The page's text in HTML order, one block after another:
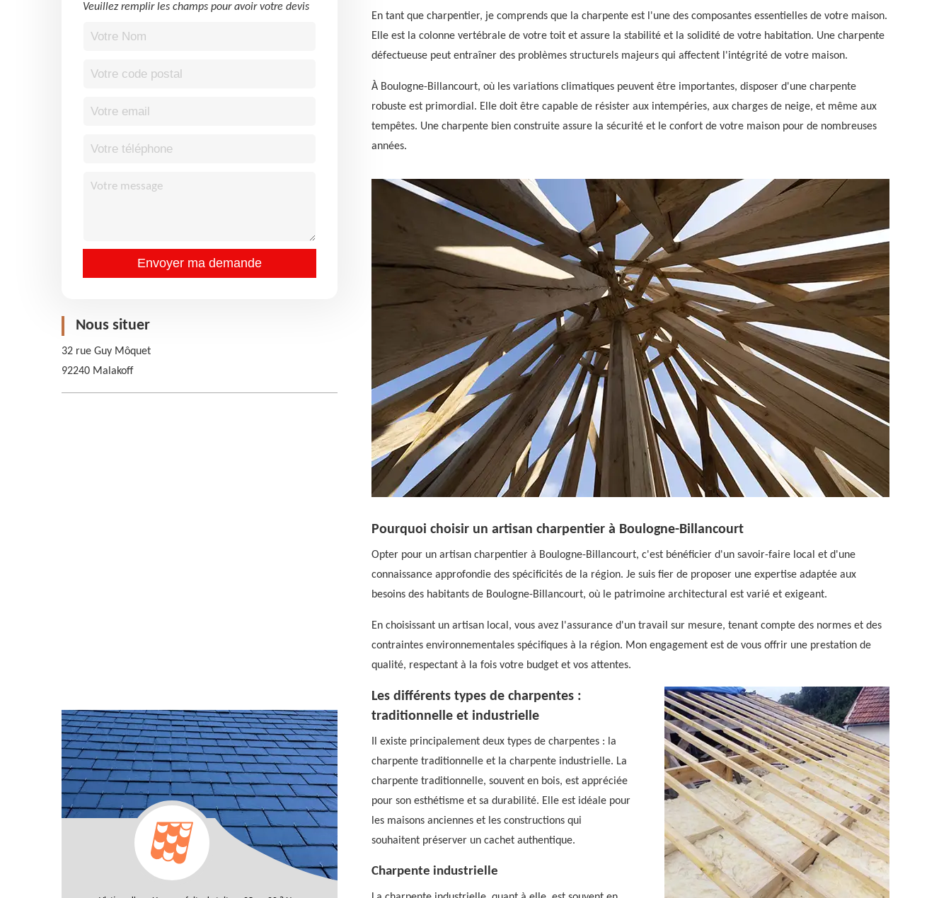
Veuillez remplir les champs pour avoir votre devis
Nous situer
32 rue Guy Môquet
92240 Malakoff
En tant que charpentier, je comprends que la charpente est l'une des composantes essentielles de votre maison.
Elle est la colonne vertébrale de votre toit et assure la stabilité et la solidité de votre habitation. Une charpente
défectueuse peut entraîner des problèmes structurels majeurs qui affectent l'intégrité de votre maison.
À Boulogne-Billancourt, où les variations climatiques peuvent être importantes, disposer d'une charpente
robuste est primordial. Elle doit être capable de résister aux intempéries, aux charges de neige, et même aux
tempêtes. Une charpente bien construite assure la sécurité et le confort de votre maison pour de nombreuses
années.
Pourquoi choisir un artisan charpentier à Boulogne-Billancourt
Opter pour un artisan charpentier à Boulogne-Billancourt, c'est bénéficier d'un savoir-faire local et d'une
connaissance approfondie des spécificités de la région. Je suis fier de proposer une expertise adaptée aux
besoins des habitants de Boulogne-Billancourt, où le patrimoine architectural est varié et exigeant.
En choisissant un artisan local, vous avez l'assurance d'un travail sur mesure, tenant compte des normes et des
contraintes environnementales spécifiques à la région. Mon engagement est de vous offrir une prestation de
qualité, respectant à la fois votre budget et vos attentes.
Les différents types de charpentes :
traditionnelle et industrielle
Il existe principalement deux types de charpentes : la
charpente traditionnelle et la charpente industrielle. La
charpente traditionnelle, souvent en bois, est appréciée
pour son esthétisme et sa durabilité. Elle est idéale pour
les maisons anciennes et les constructions qui
souhaitent préserver un cachet authentique.
Charpente industrielle